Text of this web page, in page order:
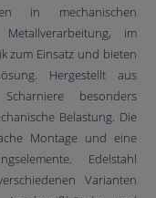
in mechanischen
im
zum Einsatz und bieten
Hergestellt aus
besonders
Belastung. Die
Montage und eine
Edelstahl
Varianten